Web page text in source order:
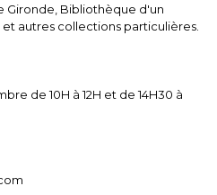
Gironde, Bibliothèque d'un
autres collections particulières.
de 10H à 12H et de 14H30 à